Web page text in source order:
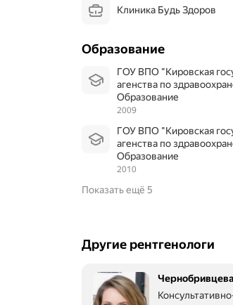
Клиника Будь Здоров
Образование
ГОУ ВПО "Кировская государственная медицинская академия Федерального
агенства по
Образование
2009
ГОУ ВПО "Кировская государственная медицинская академия Федерального
агенства по
Образование
2010
Показать ещё 5
Другие рентгенологи